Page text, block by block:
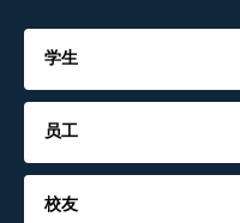
学生
员工
校友